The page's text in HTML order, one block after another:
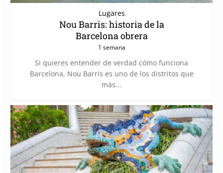
Lugares
Nou Barris: historia de la
Barcelona obrera
1 semana
Si quieres entender de verdad cómo funciona
Barcelona, Nou Barris es uno de los distritos que
más...